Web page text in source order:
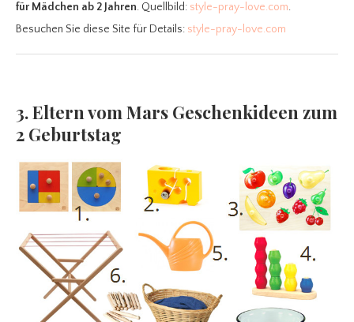
für Mädchen ab 2 Jahren. Quellbild: style-pray-love.com.
Besuchen Sie diese Site für Details: style-pray-love.com
3. Eltern vom Mars Geschenkideen zum
2 Geburtstag